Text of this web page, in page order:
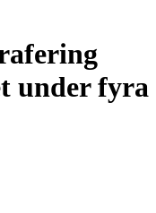
under fyra